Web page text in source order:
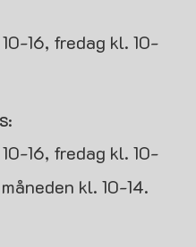
16, fredag kl. 10-
16, fredag kl. 10-
kl. 10-14.